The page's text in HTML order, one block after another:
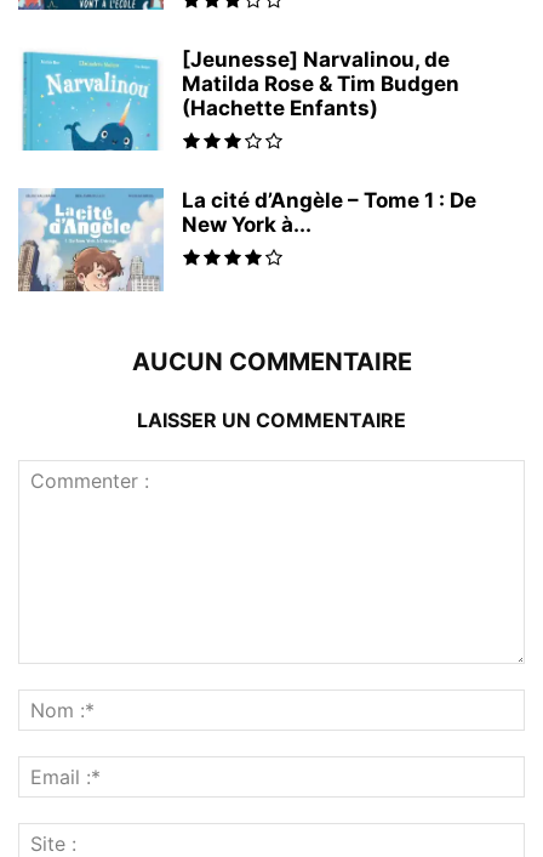
[Jeunesse] Narvalinou, de
Matilda Rose & Tim Budgen
(Hachette Enfants)
La cité d’Angèle – Tome 1 : De
New York à...
AUCUN COMMENTAIRE
LAISSER UN COMMENTAIRE